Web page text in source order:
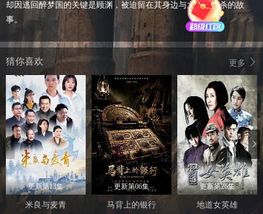
却因逃回醉梦国的关键是顾渊，被迫留在其身边与之相爱相杀的故
事。
更多
猜你喜欢
更新第13集
米良与麦青
更新第06集
马背上的银行
更新第26集
地道女英雄